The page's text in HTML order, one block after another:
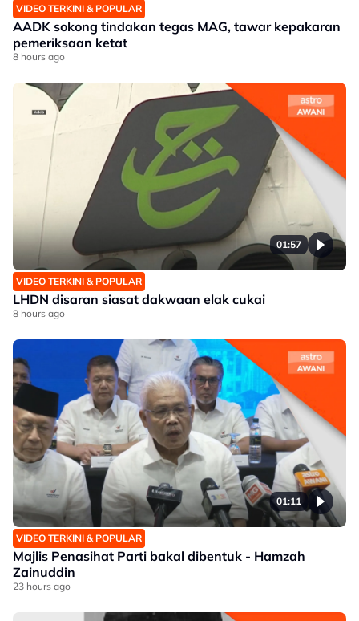
VIDEO TERKINI & POPULAR
AADK sokong tindakan tegas MAG, tawar kepakaran
pemeriksaan ketat
8 hours ago
01:57
VIDEO TERKINI & POPULAR
LHDN disaran siasat dakwaan elak cukai
8 hours ago
01:11
VIDEO TERKINI & POPULAR
Majlis Penasihat Parti bakal dibentuk - Hamzah
Zainuddin
23 hours ago